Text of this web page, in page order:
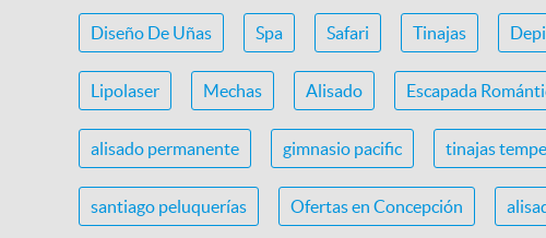
Diseño De Uñas Spa Safari Tinajas
Lipolaser Mechas Alisado Escapada
alisado permanente gimnasio pacific tinajas
santiago peluquerías Ofertas en Concepción